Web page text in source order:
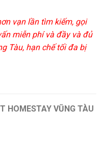
vạn lần tìm kiếm, gọi
miễn phí và đầy và đủ
Tàu, hạn chế tối đa bị
HOMESTAY VŨNG TÀU